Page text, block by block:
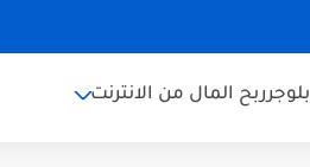
بلوجرربح المال من الانترنت